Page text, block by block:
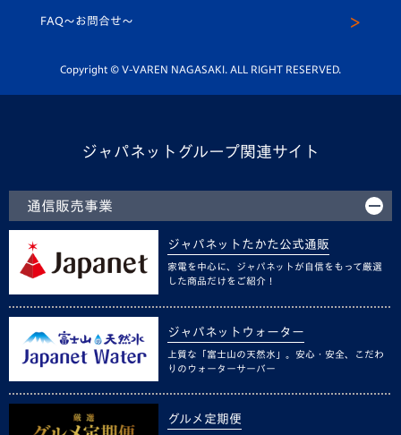
平和祈念活動
ホームタウン活動
スクール
FAQ〜お問合せ〜
Copyright © V-VAREN NAGASAKI. ALL RIGHT RESERVED.
ジャパネットグループ関連サイト
通信販売事業
ジャパネットたかた公式通販
家電を中心に、ジャパネットが自信をもって厳選
した商品だけをご紹介！
ジャパネットウォーター
上質な「富士山の天然水」。安心・安全、こだわ
りのウォーターサーバー
グルメ定期便